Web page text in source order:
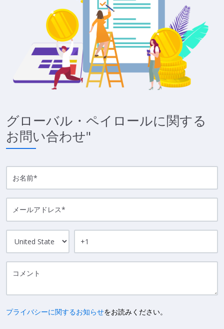
グローバル・ペイロールに関する
お問い合わせ"
プライバシーに関するお知らせをお読みください。